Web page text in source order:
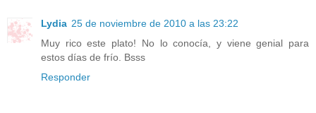
Lydia 25 de noviembre de 2010 a las 23:22
Muy rico este plato! No lo conocía, y viene genial para
estos días de frío. Bsss
Responder